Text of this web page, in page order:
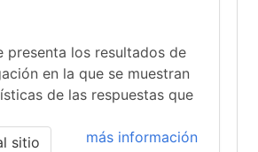
presenta los resultados de
en la que se muestran
de las respuestas que
más información
sitio